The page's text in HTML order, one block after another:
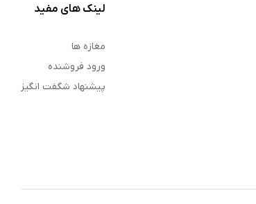
لینک های مفید
مغازه ها
ورود فروشنده
پیشنهاد شگفت انگیز